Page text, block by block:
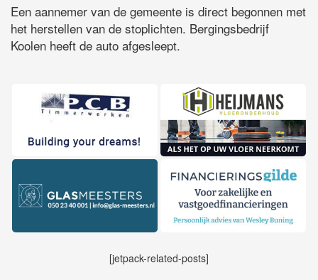
Een aannemer van de gemeente is direct begonnen met
het herstellen van de stoplichten. Bergingsbedrijf
Koolen heeft de auto afgesleept.
[jetpack-related-posts]